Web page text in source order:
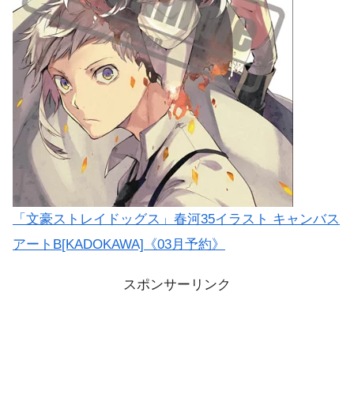
「文豪ストレイドッグス」春河35イラスト キャンバス
アートB[KADOKAWA]《03月予約》
スポンサーリンク